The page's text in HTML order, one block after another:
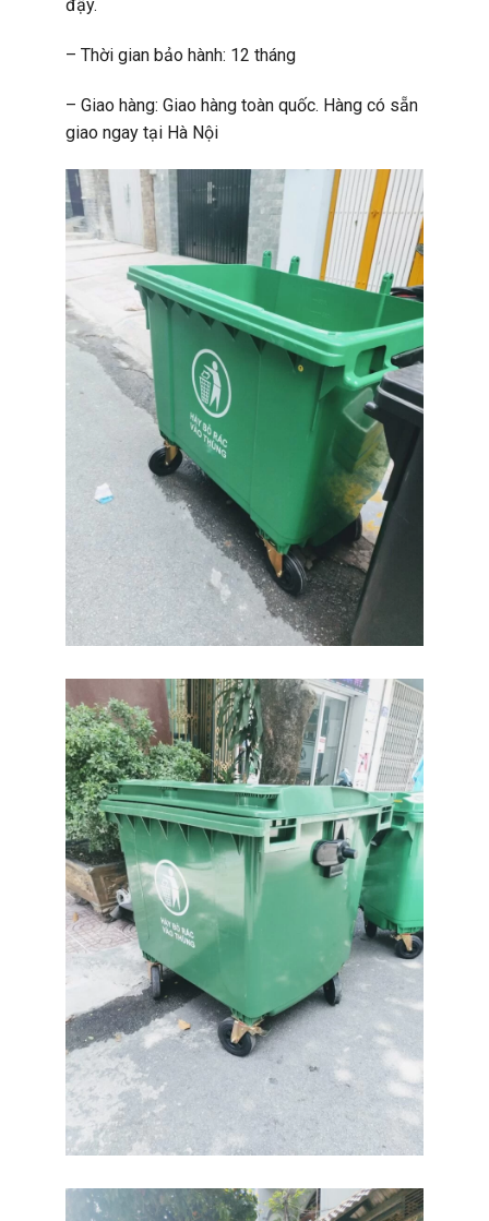
đậy.
– Thời gian bảo hành: 12 tháng
– Giao hàng: Giao hàng toàn quốc. Hàng có sẵn
giao ngay tại Hà Nội